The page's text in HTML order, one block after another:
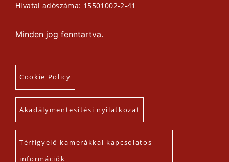
Hivatal adószáma: 15501002-2-41
Minden jog fenntartva.
Cookie Policy
Akadálymentesítési nyilatkozat
Térfigyelő kamerákkal kapcsolatos
információk